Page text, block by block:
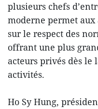
plusieurs chefs
moderne permet
sur le respect des
offrant une plus
acteurs privés dès le
activités.
Ho Sy Hung,